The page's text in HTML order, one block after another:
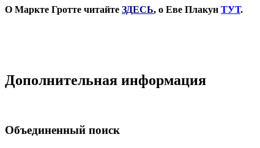
О Маркте Гротте читайте ЗДЕСЬ, о Еве Плакун ТУТ.
Дополнительная информация
Объединенный поиск